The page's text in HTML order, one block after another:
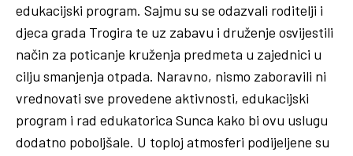
edukacijski program. Sajmu su se odazvali roditelji i
djeca grada Trogira te uz zabavu i druženje osvijestili
način za poticanje kruženja predmeta u zajednici u
cilju smanjenja otpada. Naravno, nismo zaboravili ni
vrednovati sve provedene aktivnosti, edukacijski
program i rad edukatorica Sunca kako bi ovu uslugu
dodatno poboljšale. U toploj atmosferi podijeljene su